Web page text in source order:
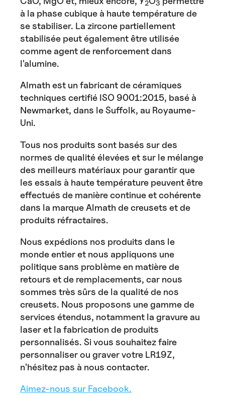
2 3
à la phase cubique à haute température de
se stabiliser. La zircone partiellement
stabilisée peut également être utilisée
comme agent de renforcement dans
l'alumine.
Almath est un fabricant de céramiques
techniques certifié ISO 9001:2015, basé à
Newmarket, dans le Suffolk, au Royaume-
Uni.
Tous nos produits sont basés sur des
normes de qualité élevées et sur le mélange
des meilleurs matériaux pour garantir que
les essais à haute température peuvent être
effectués de manière continue et cohérente
dans la marque Almath de creusets et de
produits réfractaires.
Nous expédions nos produits dans le
monde entier et nous appliquons une
politique sans problème en matière de
retours et de remplacements, car nous
sommes très sûrs de la qualité de nos
creusets. Nous proposons une gamme de
services étendus, notamment la gravure au
laser et la fabrication de produits
personnalisés. Si vous souhaitez faire
personnaliser ou graver votre LR19Z,
n'hésitez pas à nous contacter.
Aimez-nous sur Facebook.